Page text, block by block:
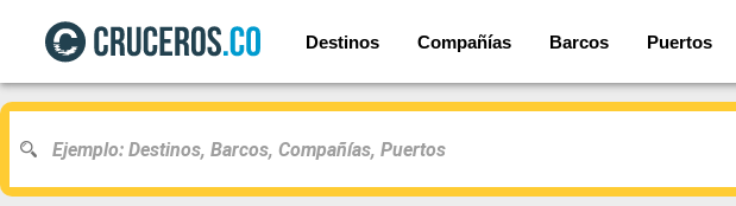
Destinos Compañías Barcos Puertos